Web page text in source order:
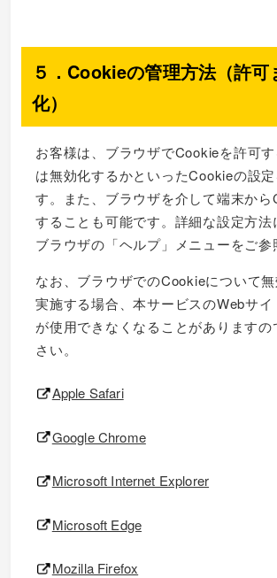
５．Cookieの管理方法（許可
化）
お客様は、ブラウザでCookieを許可
は無効化するかといったCookieの設
す。また、ブラウザを介して端末か
することも可能です。詳細な設定方法
ブラウザの「ヘルプ」メニューをご参
なお、ブラウザでのCookieについて
実施する場合、本サービスのWebサ
が使用できなくなることがあります
さい。
Apple Safari
Google Chrome
Microsoft Internet Explorer
Microsoft Edge
Mozilla Firefox